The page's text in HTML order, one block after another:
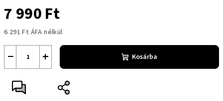
7 990 Ft
6 291 Ft ÁFA nélkül
+
− Kosárba